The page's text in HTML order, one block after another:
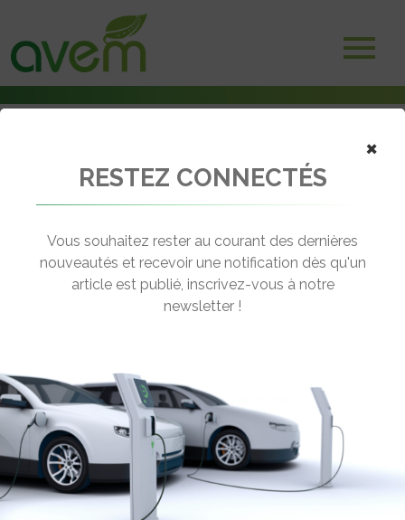
Entreprises
Arval Mobility Observatory
22, rue des Deux Gares
92564 Rueil-Malmaison Cedex
RÉGIS MASERA
01 57 69 50 50
contact@mobility-observatory.arval.fr
×
RESTEZ CONNECTÉS
Vous souhaitez rester au courant des dernières
nouveautés et recevoir une notification dès qu'un
article est publié, inscrivez-vous à notre
newsletter !